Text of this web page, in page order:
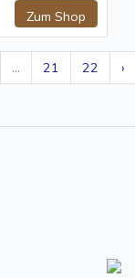
Zum Shop
... 21 22 ›